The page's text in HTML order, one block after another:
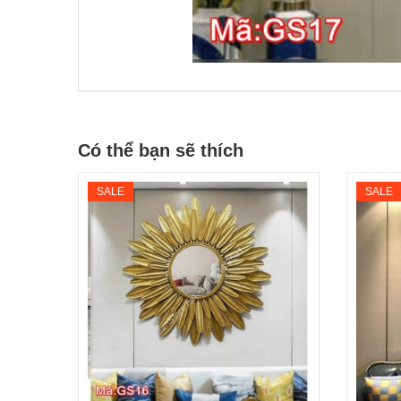
Có thể bạn sẽ thích
SALE SALE